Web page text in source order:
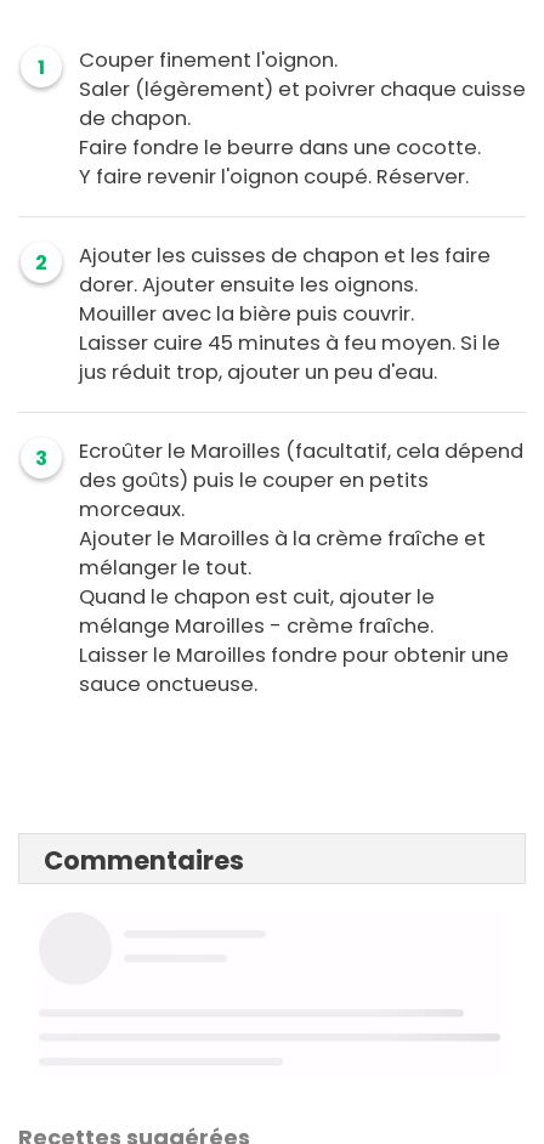
1
Couper finement l'oignon.
Saler (légèrement) et poivrer chaque cuisse
de chapon.
Faire fondre le beurre dans une cocotte.
Y faire revenir l'oignon coupé. Réserver.
2
Ajouter les cuisses de chapon et les faire
dorer. Ajouter ensuite les oignons.
Mouiller avec la bière puis couvrir.
Laisser cuire 45 minutes à feu moyen. Si le
jus réduit trop, ajouter un peu d'eau.
3
Ecroûter le Maroilles (facultatif, cela dépend
des goûts) puis le couper en petits
morceaux.
Ajouter le Maroilles à la crème fraîche et
mélanger le tout.
Quand le chapon est cuit, ajouter le
mélange Maroilles - crème fraîche.
Laisser le Maroilles fondre pour obtenir une
sauce onctueuse.
Commentaires
Recettes suggérées